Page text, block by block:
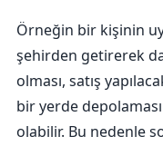
Örneğin bir kişinin
şehirden getirerek
olması, satış
bir yerde
olabilir. Bu nedenle